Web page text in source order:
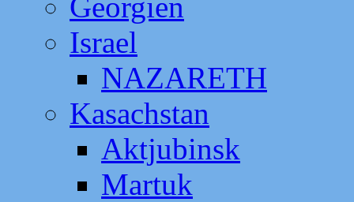
Israel
NAZARETH
Kasachstan
Aktjubinsk
Martuk